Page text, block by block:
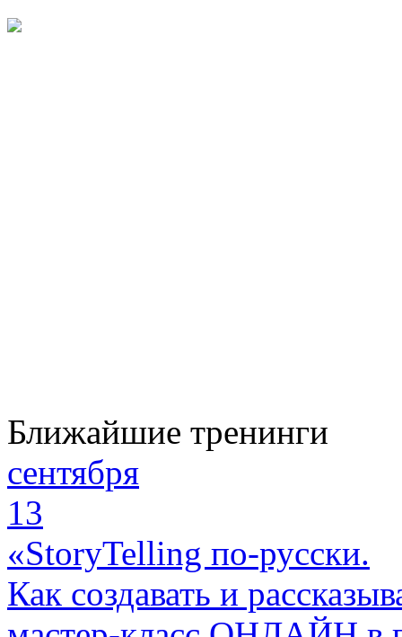
Ближайшие тренинги
сентября
13
«StoryTelling по-русски.
Как создавать и